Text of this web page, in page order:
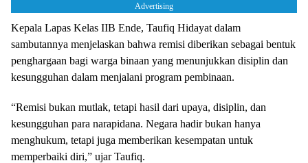
Advertising
Kepala Lapas Kelas IIB Ende, Taufiq Hidayat dalam
sambutannya menjelaskan bahwa remisi diberikan sebagai bentuk
penghargaan bagi warga binaan yang menunjukkan disiplin dan
kesungguhan dalam menjalani program pembinaan.
“Remisi bukan mutlak, tetapi hasil dari upaya, disiplin, dan
kesungguhan para narapidana. Negara hadir bukan hanya
menghukum, tetapi juga memberikan kesempatan untuk
memperbaiki diri,” ujar Taufiq.